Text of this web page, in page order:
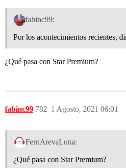
fabinc99:
Por los acontecimientos recientes,
¿Qué pasa con Star Premium?
fabinc99 1 Agosto, 2021 06:01
782
FernArevaLuna:
¿Qué pasa con Star Premium?